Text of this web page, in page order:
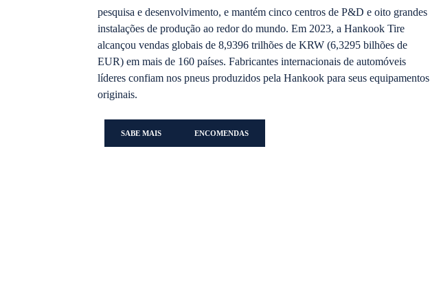
pesquisa e desenvolvimento, e mantém cinco centros de P&D e oito grandes
instalações de produção ao redor do mundo. Em 2023, a Hankook Tire
alcançou vendas globais de 8,9396 trilhões de KRW (6,3295 bilhões de
EUR) em mais de 160 países. Fabricantes internacionais de automóveis
líderes confiam nos pneus produzidos pela Hankook para seus equipamentos
originais.
SABE MAIS ENCOMENDAS